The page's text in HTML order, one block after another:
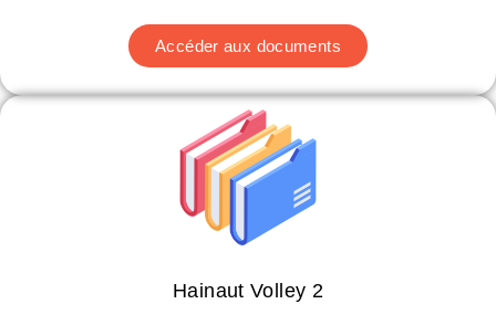
Accéder aux documents
Hainaut Volley 2